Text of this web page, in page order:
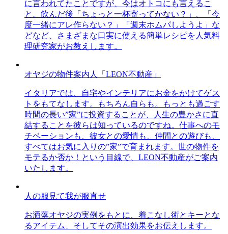
に言われてたことですが、今はオトコにも言えるこ
と。飲んだ後「ちょっと一杯寄ってかない？」、「今
度一緒にアレ作らない？」「週末ホムパしようよ」な
どなど、さまざまな口実に使える簡単レシピを人気料
理研究家がお教えします。
オヤジの物件案内人「LEON不動産」
イタリアでは、自宅やインテリアにお金をかけてゲス
トをもてなします。もちろん自らも。もっとも過ごす
時間の長い”家”に投資することが、人生の豊かさに直
結することを彼らは知っているのですね。仕事へのモ
チベーションも、彼女との愛情も、仲間との遊びも、
すべてはお気に入りの”家”で育まれます。世の物件を
モテるか否か！という目線で、LEON不動産がご案内
いたします。
人の服見て我が服直せ
お洒落オヤジの実例をもとに、着こなし術とキーとな
るアイテム、そしてその演出効果をお伝えします。